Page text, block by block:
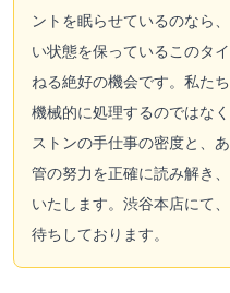
ントを眠らせているのなら
い状態を保っているこのタ
ねる絶好の機会です。私た
機械的に処理するのではな
ストンの手仕事の密度と、
管の努力を正確に読み解き
いたします。渋谷本店にて
待ちしております。